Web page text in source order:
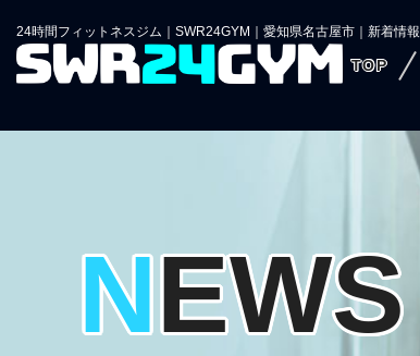
24時間フィットネスジム｜SWR24GYM｜愛知県名古屋市｜新着情報
TOP
NEWS